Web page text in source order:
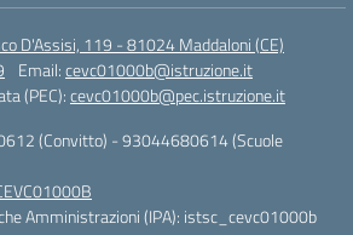
D'Assisi, 119 - 81024 Maddaloni (CE)
Email:cevc01000b@istruzione.it
(PEC):cevc01000b@pec.istruzione.it
(Convitto) - 93044680614 (Scuole
Amministrazioni (IPA): istsc_cevc01000b